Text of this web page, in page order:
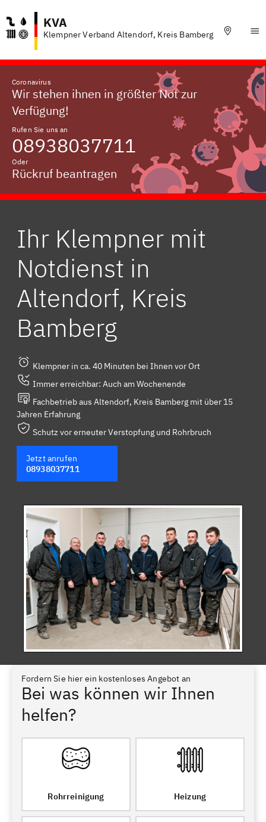
KVA
Klempner Verband Altendorf, Kreis Bamberg
Coronavirus
Wir stehen ihnen in größter Not zur
Verfügung!
Rufen Sie uns an
08938037711
Oder
Rückruf beantragen
Ihr Klempner mit
Notdienst in
Altendorf, Kreis
Bamberg
Klempner in ca. 40 Minuten bei Ihnen vor Ort
Immer erreichbar: Auch am Wochenende
Fachbetrieb aus Altendorf, Kreis Bamberg mit über 15
Jahren Erfahrung
Schutz vor erneuter Verstopfung und Rohrbruch
Jetzt anrufen
08938037711
Fordern Sie hier ein kostenloses Angebot an
Bei was können wir Ihnen
helfen?
Rohrreinigung Heizung